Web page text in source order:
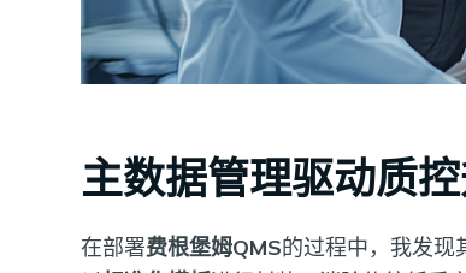
主数据管理驱动质
在部署费根堡姆QMS的过程中，我发现